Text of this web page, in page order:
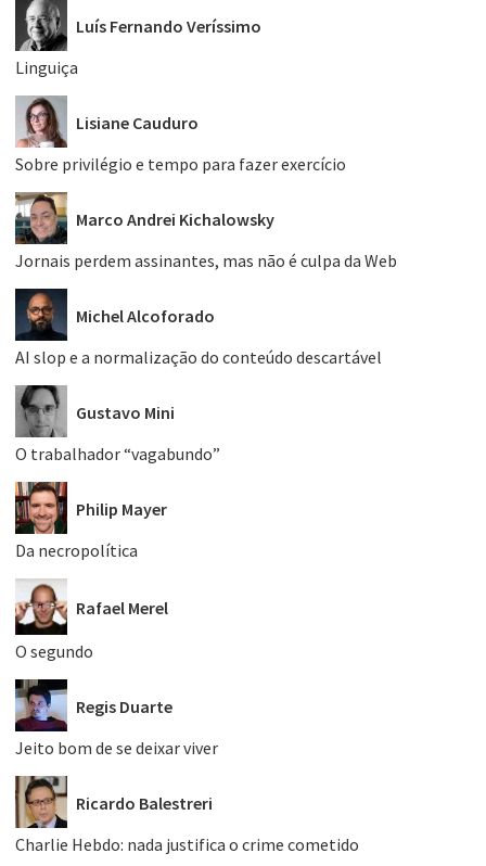
Luís Fernando Veríssimo
Linguiça
Lisiane Cauduro
Sobre privilégio e tempo para fazer exercício
Marco Andrei Kichalowsky
Jornais perdem assinantes, mas não é culpa da Web
Michel Alcoforado
AI slop e a normalização do conteúdo descartável
Gustavo Mini
O trabalhador “vagabundo”
Philip Mayer
Da necropolítica
Rafael Merel
O segundo
Regis Duarte
Jeito bom de se deixar viver
Ricardo Balestreri
Charlie Hebdo: nada justifica o crime cometido